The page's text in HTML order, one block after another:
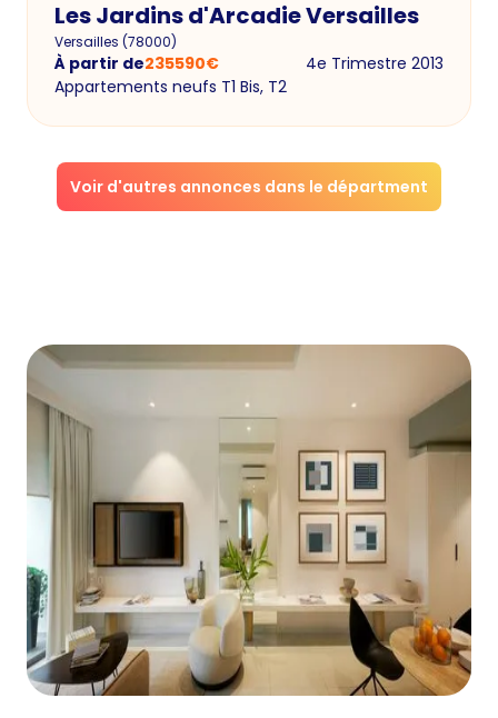
Les Jardins d'Arcadie Versailles
Versailles (78000)
À partir de235590€
4e Trimestre 2013
Appartements neufs T1 Bis, T2
Voir d'autres annonces dans le départment